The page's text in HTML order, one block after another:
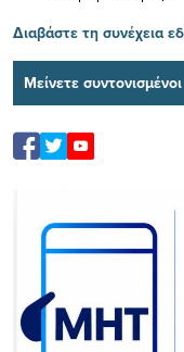
Διαβάστε τη συνέχεια
Μείνετε συντονισμένοι